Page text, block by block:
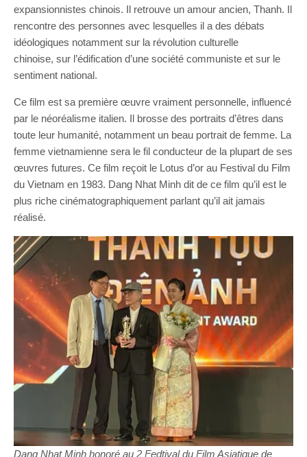
expansionnistes chinois. Il retrouve un amour ancien, Thanh. Il
rencontre des personnes avec lesquelles il a des débats
idéologiques notamment sur la révolution culturelle
chinoise, sur l’édification d’une société communiste et sur le
sentiment national.
Ce film est sa première œuvre vraiment personnelle, influencé
par le néoréalisme italien. Il brosse des portraits d’êtres dans
toute leur humanité, notamment un beau portrait de femme. La
femme vietnamienne sera le fil conducteur de la plupart de ses
œuvres futures. Ce film reçoit le Lotus d’or au Festival du Film
du Vietnam en 1983. Dang Nhat Minh dit de ce film qu’il est le
plus riche cinématographiquement parlant qu’il ait jamais
réalisé.
Dang Nhat Minh honoré au 2 Fedtival du Film Asiatique de